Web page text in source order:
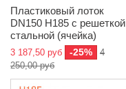
Пластиковый лоток
DN150 H185 с решеткой
стальной (ячейка)
3 187,50 руб -25%
4
250,00 руб